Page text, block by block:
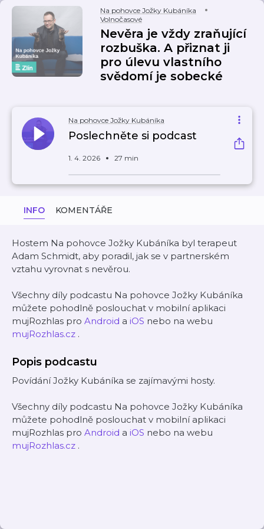
Na pohovce Jožky Kubáníka
Volnočasové
Nevěra je vždy zraňující
rozbuška. A přiznat ji
pro úlevu vlastního
svědomí je sobecké
Na pohovce Jožky Kubáníka
Poslechněte si podcast
1. 4. 2026 27 min
INFO KOMENTÁŘE
Hostem Na pohovce Jožky Kubáníka byl terapeut
Adam Schmidt, aby poradil, jak se v partnerském
vztahu vyrovnat s nevěrou.
Všechny díly podcastu Na pohovce Jožky Kubáníka
můžete pohodlně poslouchat v mobilní aplikaci
mujRozhlas pro Android a iOS nebo na webu
mujRozhlas.cz .
Popis podcastu
Povídání Jožky Kubáníka se zajímavými hosty.
Všechny díly podcastu Na pohovce Jožky Kubáníka
můžete pohodlně poslouchat v mobilní aplikaci
mujRozhlas pro Android a iOS nebo na webu
mujRozhlas.cz .